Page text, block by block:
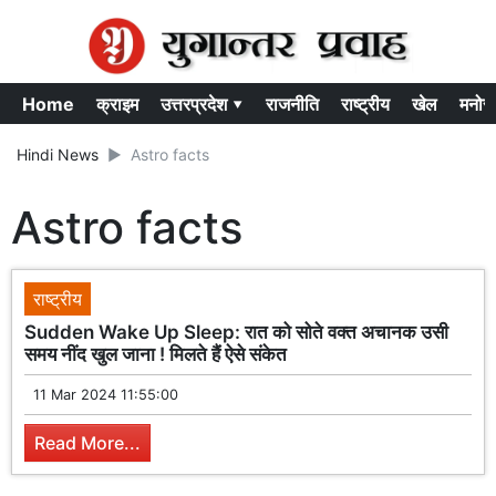
Home क्राइम उत्तरप्रदेश ▾ राजनीति राष्ट्रीय खेल
Hindi News Astro facts
Astro facts
राष्ट्रीय
Sudden Wake Up Sleep: रात को सोते वक्त अचानक उसी
समय नींद खुल जाना ! मिलते हैं ऐसे संकेत
11 Mar 2024 11:55:00
Read More...